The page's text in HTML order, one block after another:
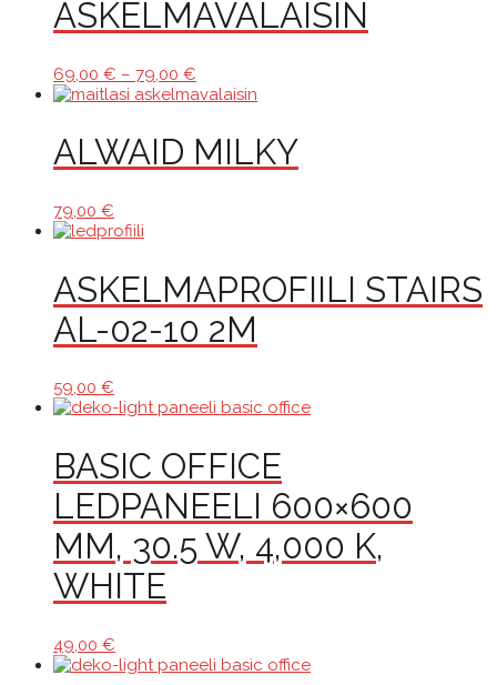
ASKELMAVALAISIN
69,00 € – 79,00 €
69,00 €
ALWAID MILKY
79,00 €
ASKELMAPROFIILI STAIRS
AL-02-10 2M
59,00 €
BASIC OFFICE
LEDPANEELI 600×600
MM, 30.5 W, 4,000 K,
WHITE
49,00 €